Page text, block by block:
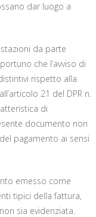
dar luogo a
da parte
che l’avviso di
rispetto alla
21 del DPR n.
di
documento non
pagamento ai sensi
emesso come
tipici della fattura,
sia evidenziata.